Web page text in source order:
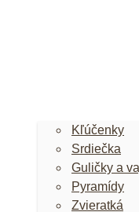
Kľúčenky
Srdiečka
Guličky a
Pyramídy
Zvieratká